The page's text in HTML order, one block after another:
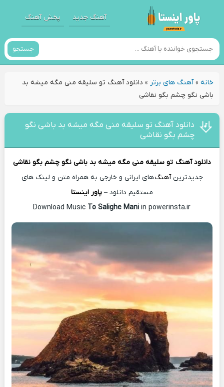
آهنگ جدید پخش آهنگ
جستجو
خانه»آهنگ های برتر » دانلود آهنگ تو سلیقه منی مگه میشه بد
باشی نگو چشم بگو نقاشی
دانلود آهنگ تو سلیقه منی مگه میشه بد باشی نگو
چشم بگو نقاشی
دانلود آهنگ تو سلیقه منی مگه میشه بد باشی نگو چشم بگو نقاشی
جدیدترینآهنگهای ایرانی و خارجی به همراه متن و لینک های
مستقیم دانلود – پاور اینستا
To Salighe Mani in powerinsta.ir